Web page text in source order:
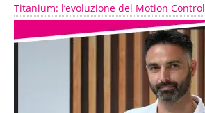
Titanium: l’evoluzione del Motion Control